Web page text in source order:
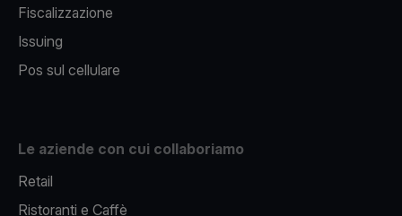
Fiscalizzazione
Issuing
Pos sul cellulare
Le aziende con cui collaboriamo
Retail
Ristoranti e Caffè